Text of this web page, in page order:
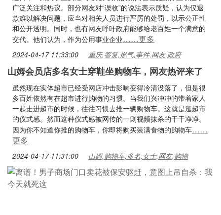
广泛关注和热议。部分网友对“误收”的说法表示质疑，认为仅退
款难以解决问题，应当对相关人员进行严厉的处罚，以示公正性
和公开透明。同时，也有网友呼吁政府能够给老百姓一个满意的
交代。他们认为，作为公用事业企业……更多
2024-04-17 11:33:00 重庆,答复,燃气,事件,网友,政府
山姆会员店多名女士穿鞋坐购物车，网友热评来了
虽然现在实体超市已经受网店冲击影响变得冷清没落了，但是很
多百姓依然有在超市进行购物的习惯。当我们兴冲冲的带着家人
一起走进超市的时候，往往习惯去推一辆购物车。这就是逛超市
的仪式感。然而这种仪式感被网传的一则视频抹杀的干干净净。
因为你不知道你推的购物车，你即将购买装满食物的购物车……
更多
2024-04-17 11:31:00 山姆,购物车,多名,女士,网友,购物